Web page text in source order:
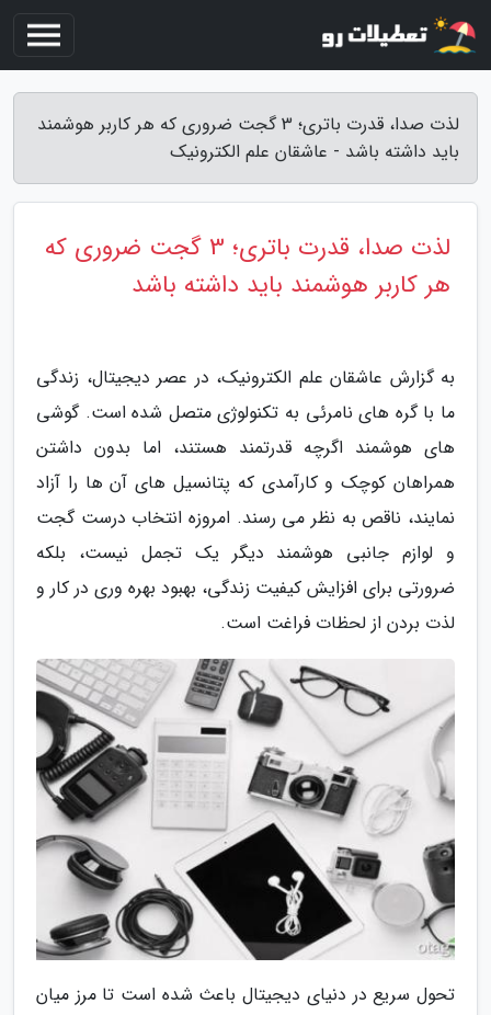
لذت صدا، قدرت باتری؛ 3 گجت ضروری که هر کاربر هوشمند
باید داشته باشد - عاشقان علم الکترونیک
لذت صدا، قدرت باتری؛ 3 گجت ضروری که
هر کاربر هوشمند باید داشته باشد
به گزارش عاشقان علم الکترونیک، در عصر دیجیتال، زندگی
ما با گره های نامرئی به تکنولوژی متصل شده است. گوشی
های هوشمند اگرچه قدرتمند هستند، اما بدون داشتن
همراهان کوچک و کارآمدی که پتانسیل های آن ها را آزاد
نمایند، ناقص به نظر می رسند. امروزه انتخاب درست گجت
و لوازم جانبی هوشمند دیگر یک تجمل نیست، بلکه
ضرورتی برای افزایش کیفیت زندگی، بهبود بهره وری در کار و
لذت بردن از لحظات فراغت است.
تحول سریع در دنیای دیجیتال باعث شده است تا مرز میان